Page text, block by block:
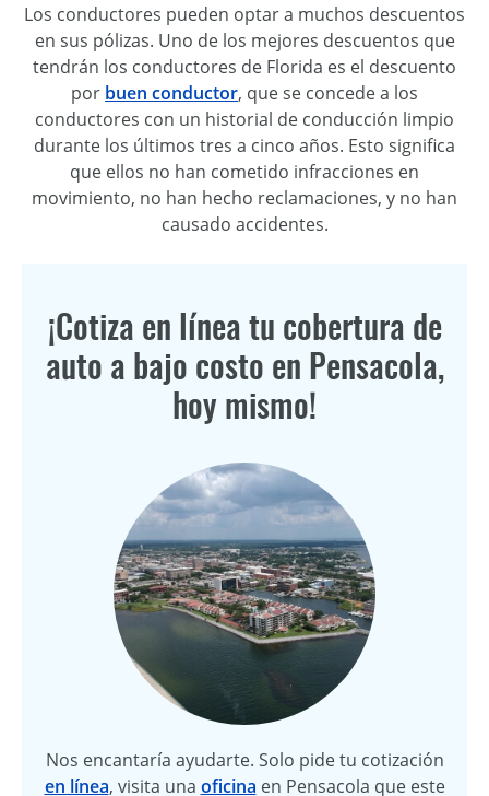
Los conductores pueden optar a muchos descuentos
en sus pólizas. Uno de los mejores descuentos que
tendrán los conductores de Florida es el descuento
por buen conductor, que se concede a los
conductores con un historial de conducción limpio
durante los últimos tres a cinco años. Esto significa
que ellos no han cometido infracciones en
movimiento, no han hecho reclamaciones, y no han
causado accidentes.
¡Cotiza en línea tu cobertura de
auto a bajo costo en Pensacola,
hoy mismo!
Nos encantaría ayudarte. Solo pide tu cotización
en línea, visita una oficina en Pensacola que este